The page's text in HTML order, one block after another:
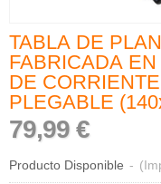
TABLA DE
FABRICADA
DE
PLEGABLE
79,99 €
Producto Disponible -